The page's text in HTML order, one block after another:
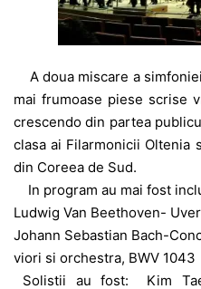
A doua miscare a
mai frumoase piese scrise
crescendo din partea
clasa ai Filarmonicii
din Coreea de Sud.
In program au mai fost
Ludwig Van Beethoven-
Johann Sebastian Bach-
viori si orchestra, BWV 1043
Solistii au fost: Kim